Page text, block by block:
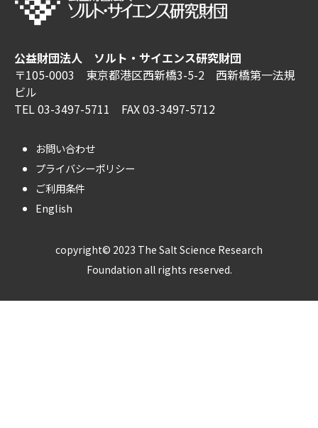
公益財団法人 ソルト・サイエンス研究財団
〒105-0003 東京都港区西新橋3-5-2 西新橋第一法規
ビル
TEL 03-3497-5711 FAX 03-3497-5712
お問い合わせ
プライバシーポリシー
ご利用条件
English
copyright© 2023 The Salt Science Research
Foundation all rights reserved.